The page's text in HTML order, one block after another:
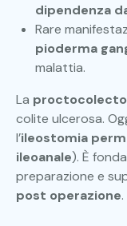
dipendenza
Rare
pioderma
malattia.
La
colite ulcerosa.
l’ileostomia
ileoanale). È
preparazione e
post operazione.